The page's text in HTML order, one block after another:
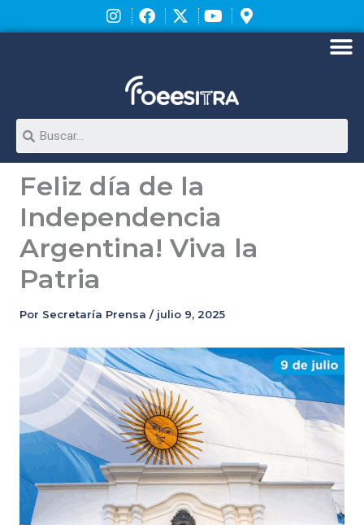
al
Search
Feliz día de la
Independencia
Argentina! Viva la
Patria
Por Secretaría Prensa / julio 9, 2025